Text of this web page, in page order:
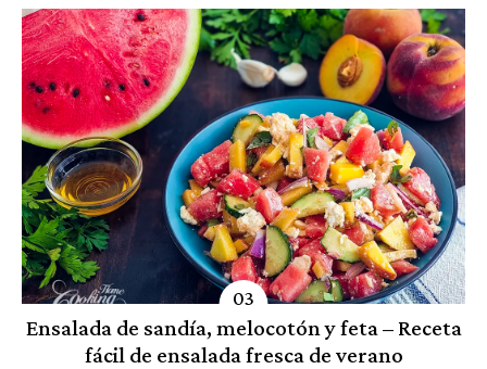
Ensalada de sandía, melocotón y feta – Receta
fácil de ensalada fresca de verano